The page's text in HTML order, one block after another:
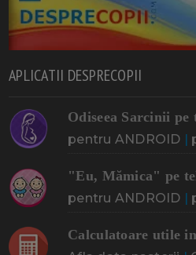
APLICATII DESPRECOPII
Odiseea Sarcinii pe
pentru ANDROID |
"Eu, Mămica" pe
pentru ANDROID |
Calculatoare utile